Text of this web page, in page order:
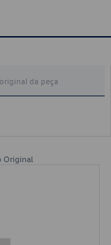
Original